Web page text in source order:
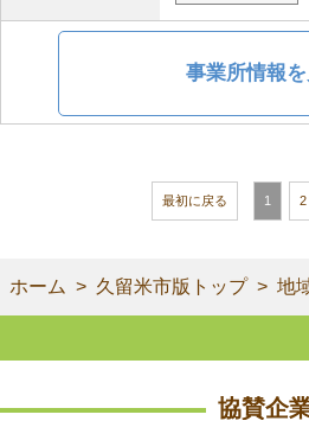
事業所情報
最初に戻る 1 2
ホーム 久留米市版トップ 地
協賛企